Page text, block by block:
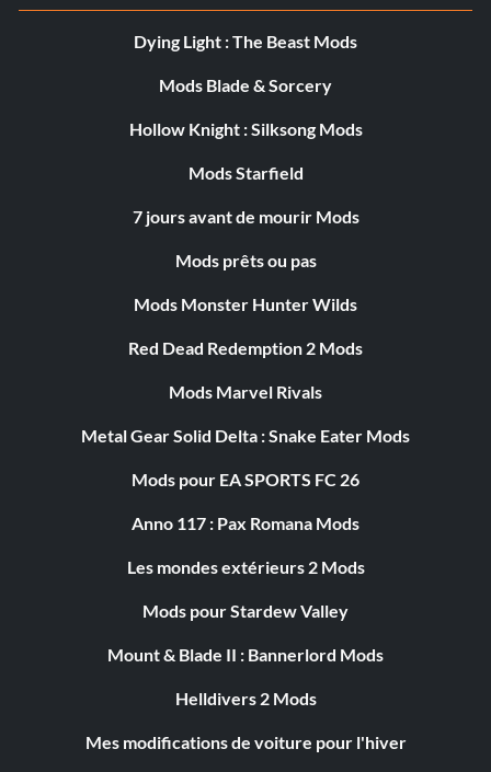
Dying Light : The Beast Mods
Mods Blade & Sorcery
Hollow Knight : Silksong Mods
Mods Starfield
7 jours avant de mourir Mods
Mods prêts ou pas
Mods Monster Hunter Wilds
Red Dead Redemption 2 Mods
Mods Marvel Rivals
Metal Gear Solid Delta : Snake Eater Mods
Mods pour EA SPORTS FC 26
Anno 117 : Pax Romana Mods
Les mondes extérieurs 2 Mods
Mods pour Stardew Valley
Mount & Blade II : Bannerlord Mods
Helldivers 2 Mods
Mes modifications de voiture pour l'hiver